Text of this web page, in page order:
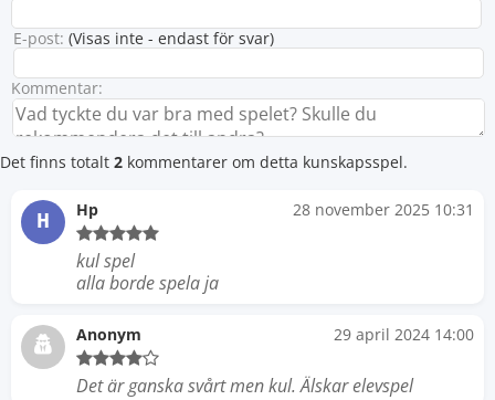
E-post: (Visas inte - endast för svar)
Kommentar:
Det finns totalt 2 kommentarer om detta kunskapsspel.
H Hp 28 november 2025 10:31
kul spel
alla borde spela ja
Anonym 29 april 2024 14:00
Det är ganska svårt men kul. Älskar elevspel